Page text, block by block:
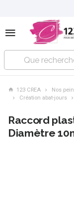
123 CREA Nos
Création abat-jours
Raccord
Diamètre